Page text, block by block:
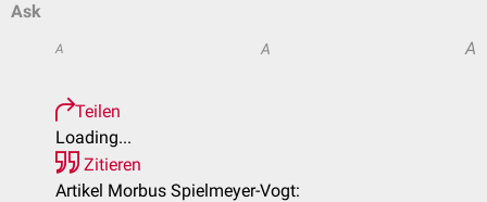
Ask
A A A
Teilen
Loading...
Zitieren
Artikel Morbus Spielmeyer-Vogt: